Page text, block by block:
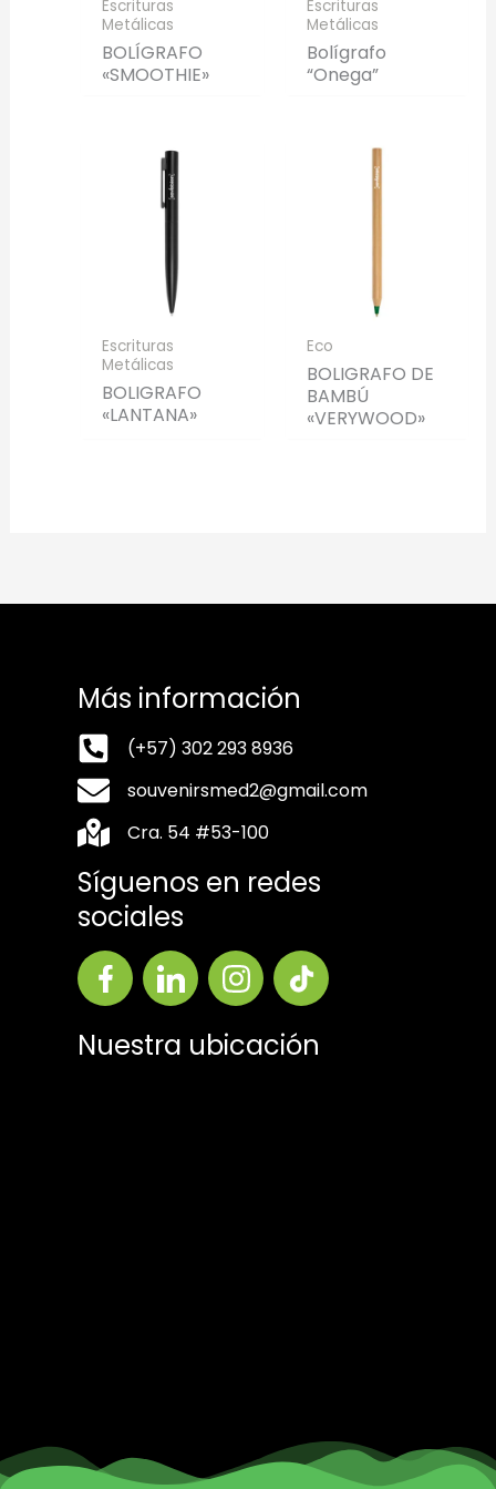
Escrituras
Metálicas
BOLÍGRAFO
«SMOOTHIE»
Escrituras
Metálicas
Bolígrafo
“Onega”
Escrituras
Metálicas
BOLIGRAFO
«LANTANA»
Eco
BOLIGRAFO DE
BAMBÚ
«VERYWOOD»
Más información
(+57) 302 293 8936
souvenirsmed2@gmail.com
Cra. 54 #53-100
Síguenos en redes
sociales
Nuestra ubicación